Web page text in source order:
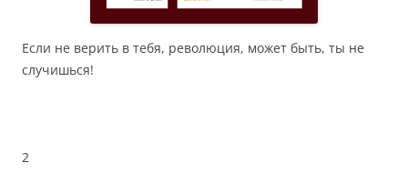
Если не верить в тебя, революция, может быть, ты не
случишься!
2